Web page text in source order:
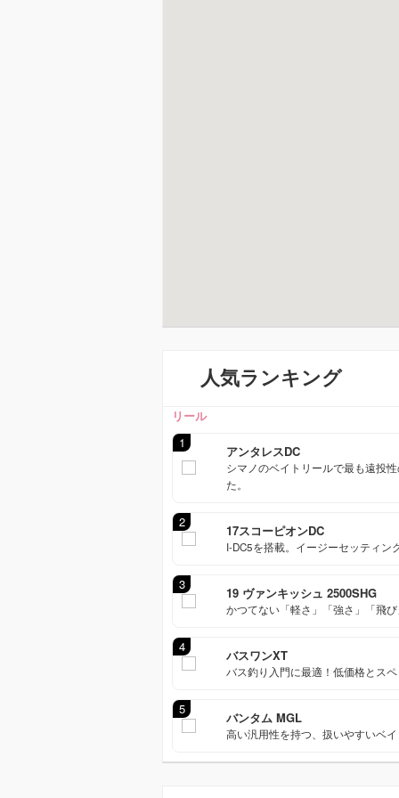
人気ランキング
リール
1
アンタレスDC
シマノのベイトリールで最も遠投
た。
2
17スコーピオンDC
I-DC5を搭載。イージーセッティン
3
19 ヴァンキッシュ 2500SHG
かつてない「軽さ」「強さ」「飛
4
バスワンXT
バス釣り入門に最適！低価格とス
5
バンタム MGL
高い汎用性を持つ、扱いやすいベ